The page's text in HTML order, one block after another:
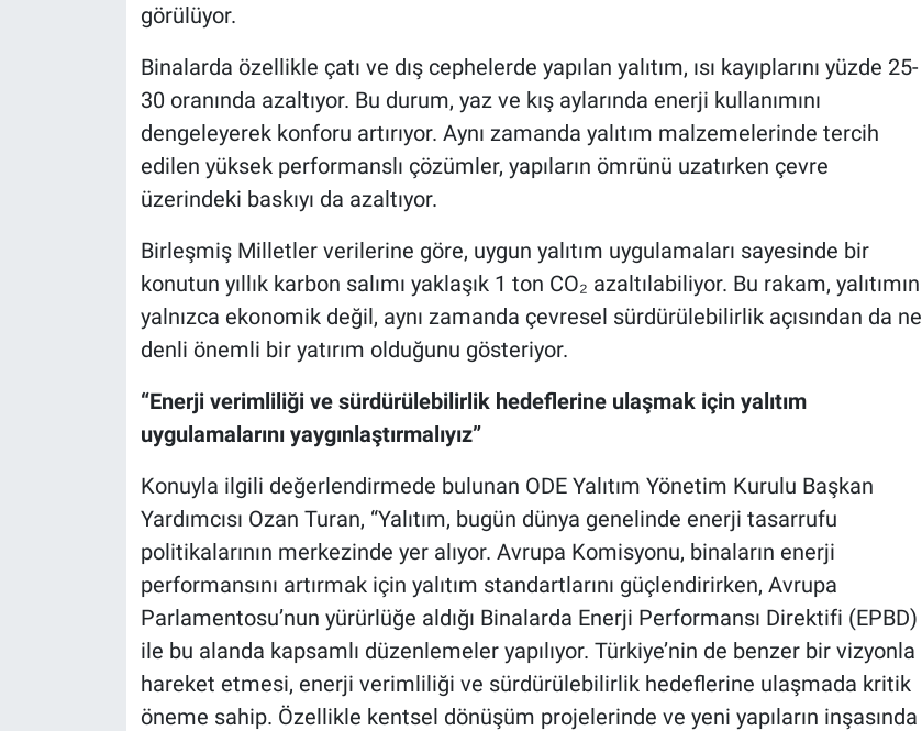
görülüyor.
Binalarda özellikle çatı ve dış cephelerde yapılan yalıtım, ısı kayıplarını yüzde 25-
30 oranında azaltıyor. Bu durum, yaz ve kış aylarında enerji kullanımını
dengeleyerek konforu artırıyor. Aynı zamanda yalıtım malzemelerinde tercih
edilen yüksek performanslı çözümler, yapıların ömrünü uzatırken çevre
üzerindeki baskıyı da azaltıyor.
Birleşmiş Milletler verilerine göre, uygun yalıtım uygulamaları sayesinde bir
konutun yıllık karbon salımı yaklaşık 1 ton CO₂ azaltılabiliyor. Bu rakam, yalıtımın
yalnızca ekonomik değil, aynı zamanda çevresel sürdürülebilirlik açısından da ne
denli önemli bir yatırım olduğunu gösteriyor.
“Enerji verimliliği ve sürdürülebilirlik hedeflerine ulaşmak için yalıtım
uygulamalarını yaygınlaştırmalıyız”
Konuyla ilgili değerlendirmede bulunan ODE Yalıtım Yönetim Kurulu Başkan
Yardımcısı Ozan Turan, “Yalıtım, bugün dünya genelinde enerji tasarrufu
politikalarının merkezinde yer alıyor. Avrupa Komisyonu, binaların enerji
performansını artırmak için yalıtım standartlarını güçlendirirken, Avrupa
Parlamentosu’nun yürürlüğe aldığı Binalarda Enerji Performansı Direktifi (EPBD)
ile bu alanda kapsamlı düzenlemeler yapılıyor. Türkiye’nin de benzer bir vizyonla
hareket etmesi, enerji verimliliği ve sürdürülebilirlik hedeflerine ulaşmada kritik
öneme sahip. Özellikle kentsel dönüşüm projelerinde ve yeni yapıların inşasında